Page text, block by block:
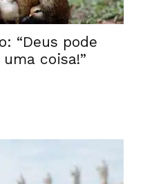
“Deus pode
coisa!”